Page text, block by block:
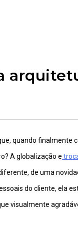
quando finalmente
A globalização e
de uma
do cliente, ela
visualmente